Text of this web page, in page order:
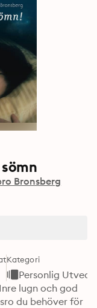
Bronsberg
Kategori
Personlig
lugn och god
du behöver för